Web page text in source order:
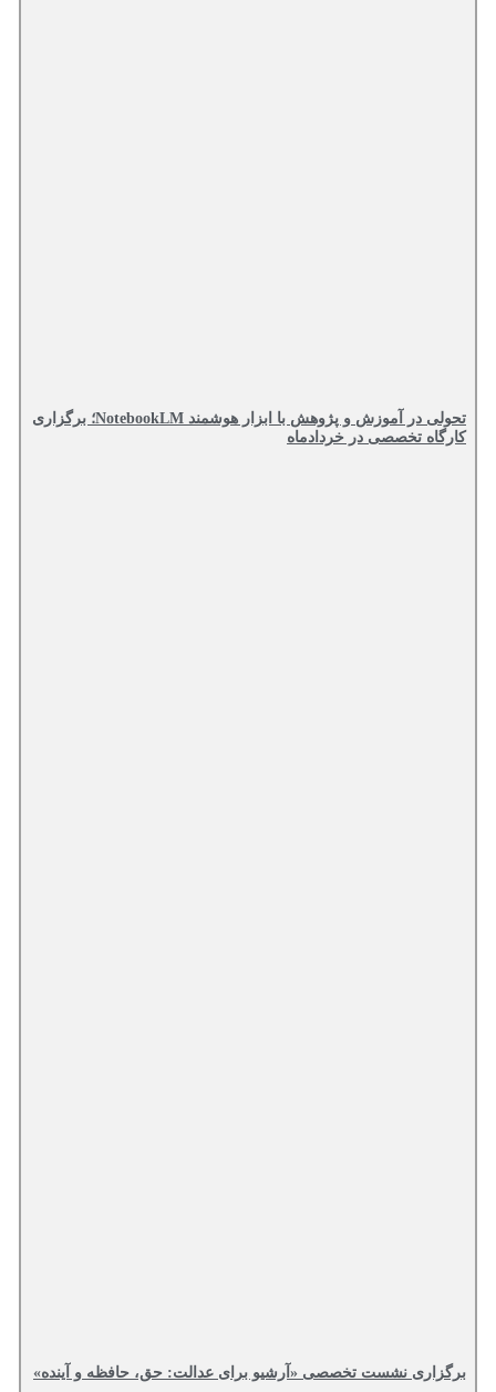
تحولی در آموزش و پژوهش با ابزار هوشمند NotebookLM؛ برگزاری
کارگاه تخصصی در خردادماه
برگزاری نشست تخصصی «آرشیو برای عدالت: حق، حافظه و آینده»